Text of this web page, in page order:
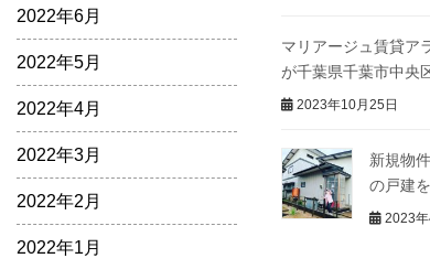
マリアージュ賃貸ア
が千葉県千葉市中央
2023年10月25日
新規物
の戸建
2023
2022年6月
2022年5月
2022年4月
2022年3月
2022年2月
2022年1月